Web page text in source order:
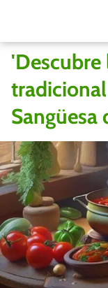
'Descubre
Sangüesa